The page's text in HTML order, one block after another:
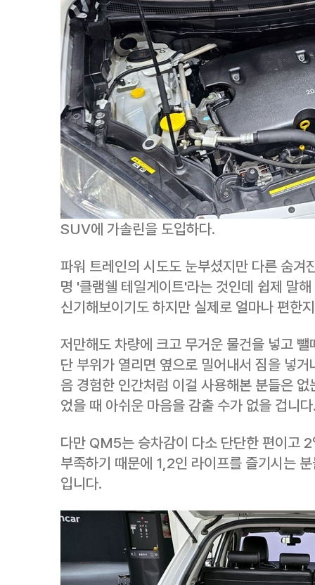
SUV에 가솔린을 도입하다.
파워 트레인의 시도도 눈부셨지만 다른 숨겨
명 '클램쉘 테일게이트'라는 것인데 쉽제 말
신기해보이기도 하지만 실제로 얼마나 편한
저만해도 차량에 크고 무거운 물건을 넣고
단 부위가 열리면 옆으로 밀어내서 짐을 넣
음 경험한 인간처럼 이걸 사용해본 분들은
었을 때 아쉬운 마음을 감출 수가 없을 겁니
다만 QM5는 승차감이 다소 단단한 편이고
부족하기 때문에 1,2인 라이프를 즐기시는
입니다.